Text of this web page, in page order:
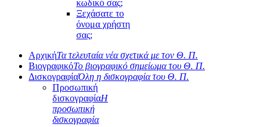
κωδικό σας;
Ξεχάσατε το
όνομα χρήστη
σας;
ΑρχικήΤα τελευταία νέα σχετικά με τον Θ. Π.
ΒιογραφικόΤο βιογραφικό σημείωμα του Θ. Π.
ΔισκογραφίαΌλη η δισκογραφία του Θ. Π.
Προσωπική
δισκογραφίαΗ
προσωπική
δισκογραφία